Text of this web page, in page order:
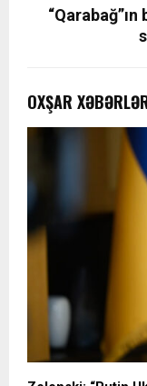
OXŞAR